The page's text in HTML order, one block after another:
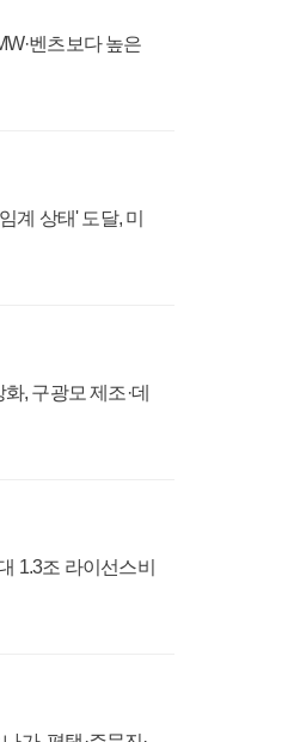
벤츠보다 높은
계 상태' 도달, 미
, 구광모 제조·데
1.3조 라이선스비